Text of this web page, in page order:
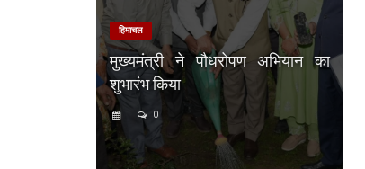
हिमाचल
मुख्यमंत्री ने पौधरोपण अभियान का
शुभारंभ किया
0